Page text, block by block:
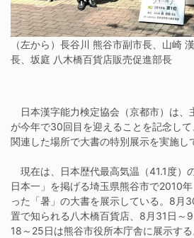
（左から）長谷川 熊谷市副市長、山崎
長、坂庭 八木橋百貨店販売促進部長
日本漢字能力検定協会（京都市）は、
が今年で30回目を迎えることを記念し
関連した場所で大書の特別展示を実施し
現在は、日本歴代最高気温（41.1度）
日本一」を掲げる埼玉県熊谷市で2010
った「暑」の大書を展示している。8月
置で知られる八木橋百貨店、8月31日～
18～25日は熊谷市役所本庁舎に展示す